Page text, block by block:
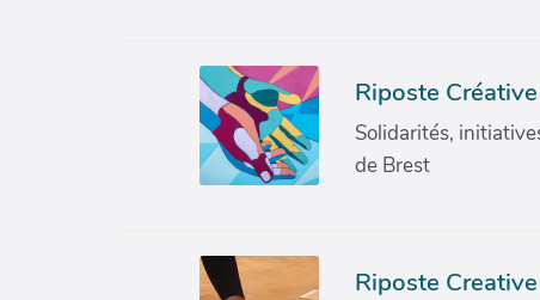
Riposte
Solidarités,
de Brest
Riposte